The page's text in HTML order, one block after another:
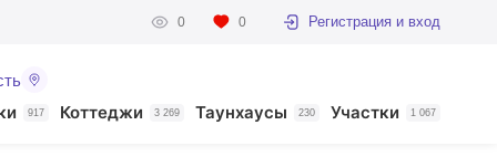
0 0 Регистрация и вход
917 Коттеджи 3 269 Таунхаусы 230 Участки 1 067